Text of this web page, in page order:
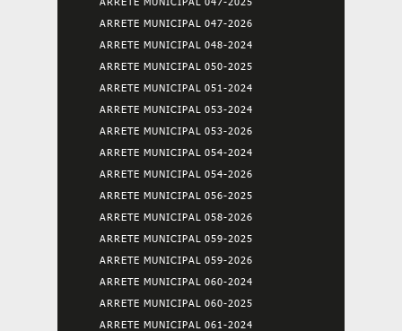
ARRETE MUNICIPAL 047-2026
ARRETE MUNICIPAL 048-2024
ARRETE MUNICIPAL 050-2025
ARRETE MUNICIPAL 051-2024
ARRETE MUNICIPAL 053-2024
ARRETE MUNICIPAL 053-2026
ARRETE MUNICIPAL 054-2024
ARRETE MUNICIPAL 054-2026
ARRETE MUNICIPAL 056-2025
ARRETE MUNICIPAL 058-2026
ARRETE MUNICIPAL 059-2025
ARRETE MUNICIPAL 059-2026
ARRETE MUNICIPAL 060-2024
ARRETE MUNICIPAL 060-2025
ARRETE MUNICIPAL 061-2024